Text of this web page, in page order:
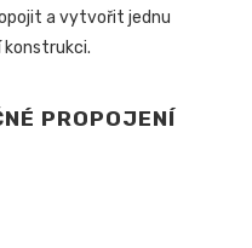
a vytvořit jednu
konstrukci.
PROPOJENÍ